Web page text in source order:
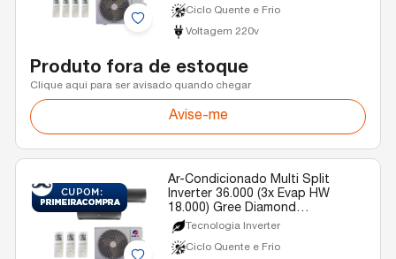
Ciclo Quente e Frio
Voltagem 220v
Produto fora de estoque
Clique aqui para ser avisado quando chegar
Avise-me
Ar-Condicionado Multi Split
Inverter 36.000 (3x Evap HW
18.000) Gree Diamond
Quente/Frio R-32 220v
Tecnologia Inverter
Ciclo Quente e Frio